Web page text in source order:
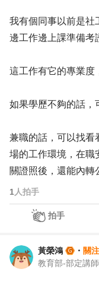
我有個同事以前是社
邊工作邊上課準備考
這工作有它的專業度
如果學歷不夠的話，
兼職的話，可以找看
場的工作環境，在職
關證照後，還能內轉
1 人拍手
拍手
黃榮鴻 ・ 關注